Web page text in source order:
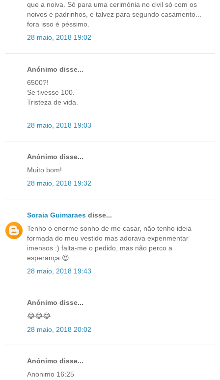
que a noiva. Só para uma cerimónia no civil só com os
noivos e padrinhos, e talvez para segundo casamento...
fora isso é péssimo.
28 maio, 2018 19:02
Anónimo disse...
6500?!
Se tivesse 100.
Tristeza de vida.
28 maio, 2018 19:03
Anónimo disse...
Muito bom!
28 maio, 2018 19:32
Soraia Guimaraes disse...
Tenho o enorme sonho de me casar, não tenho ideia
formada do meu vestido mas adorava experimentar
imensos :) falta-me o pedido, mas não perco a
esperança 😍
28 maio, 2018 19:43
Anónimo disse...
😂😂😂
28 maio, 2018 20:02
Anónimo disse...
Anonimo 16:25